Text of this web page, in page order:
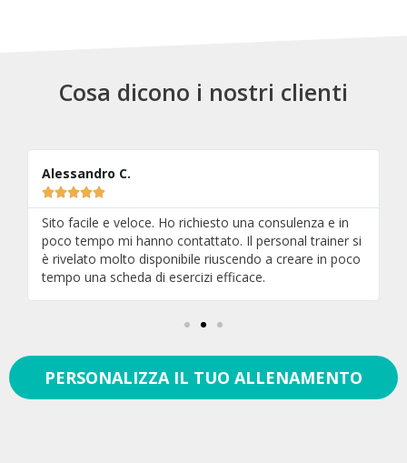
Cosa dicono i nostri clienti
Alessandro C.

Sito facile e veloce. Ho richiesto una consulenza e in
poco tempo mi hanno contattato. Il personal trainer si
è rivelato molto disponibile riuscendo a creare in poco
tempo una scheda di esercizi efficace.
PERSONALIZZA IL TUO ALLENAMENTO